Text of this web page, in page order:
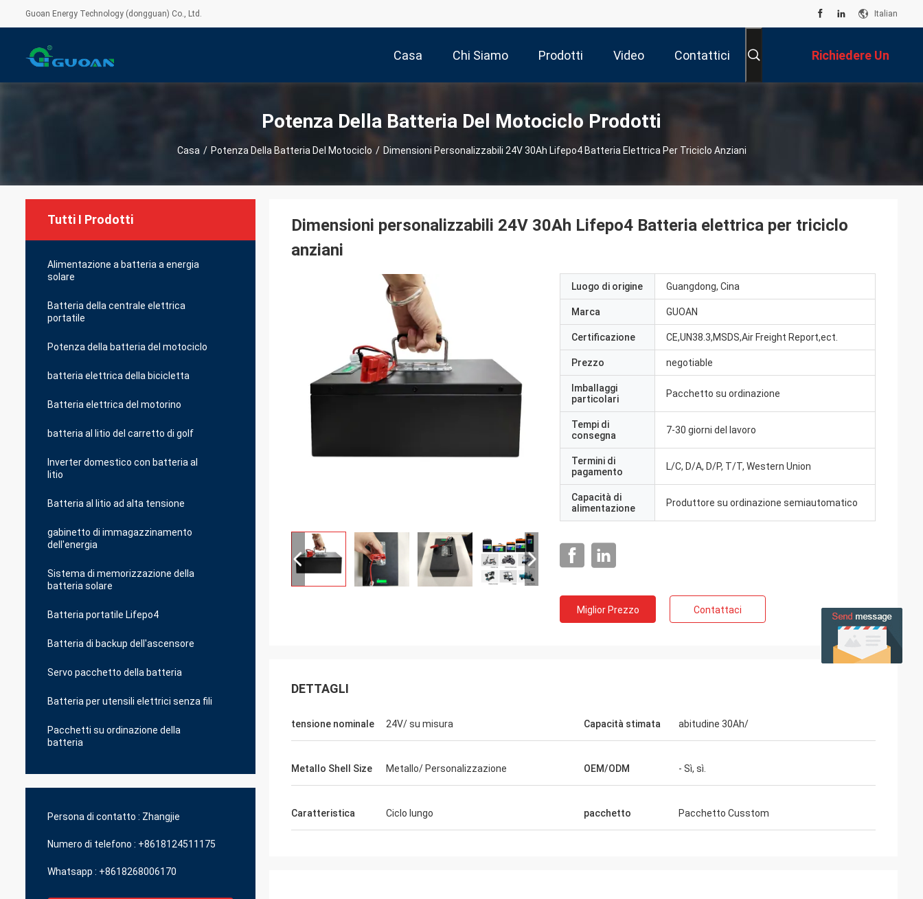
Guoan Energy Technology (dongguan) Co., Ltd. Italian
Casa Chi Siamo Prodotti Video Contattici Richiedere Un
Preventivo
Potenza Della Batteria Del Motociclo Prodotti
Casa / Potenza Della Batteria Del Motociclo / Dimensioni Personalizzabili 24V 30Ah Lifepo4 Batteria Elettrica Per Triciclo Anziani
Tutti I Prodotti
Alimentazione a batteria a energia
solare
Batteria della centrale elettrica
portatile
Potenza della batteria del motociclo
batteria elettrica della bicicletta
Batteria elettrica del motorino
batteria al litio del carretto di golf
Inverter domestico con batteria al
litio
Batteria al litio ad alta tensione
gabinetto di immagazzinamento
dell'energia
Sistema di memorizzazione della
batteria solare
Batteria portatile Lifepo4
Batteria di backup dell'ascensore
Servo pacchetto della batteria
Batteria per utensili elettrici senza fili
Pacchetti su ordinazione della
batteria
Persona di contatto : Zhangjie
Numero di telefono : +8618124511175
Whatsapp : +8618268006170
Dimensioni personalizzabili 24V 30Ah Lifepo4 Batteria elettrica per triciclo
anziani
Luogo di origine Guangdong, Cina
Marca GUOAN
Certificazione CE,UN38.3,MSDS,Air Freight Report,ect.
Prezzo negotiable
Imballaggi
particolari
Pacchetto su ordinazione
Tempi di
consegna
7-30 giorni del lavoro
Termini di
pagamento
L/C, D/A, D/P, T/T, Western Union
Capacità di
alimentazione
Produttore su ordinazione semiautomatico
Miglior Prezzo Contattaci
DETTAGLI
tensione nominale 24V/ su misura Capacità stimata abitudine 30Ah/
Metallo Shell Size Metallo/ Personalizzazione OEM/ODM - Sì, sì.
Caratteristica Ciclo lungo pacchetto Pacchetto Cusstom